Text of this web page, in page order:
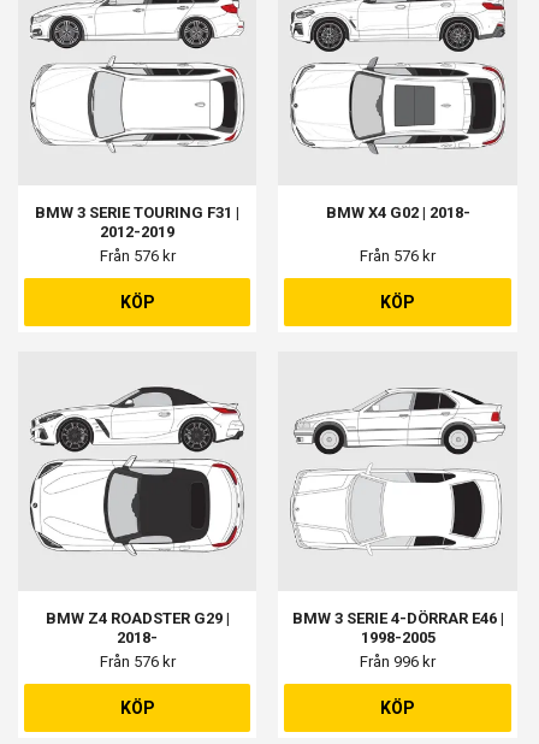
BMW 3 SERIE TOURING F31 |
2012-2019
Från 576 kr
KÖP
BMW X4 G02 | 2018-
Från 576 kr
KÖP
BMW Z4 ROADSTER G29 |
2018-
Från 576 kr
KÖP
BMW 3 SERIE 4-DÖRRAR E46 |
1998-2005
Från 996 kr
KÖP